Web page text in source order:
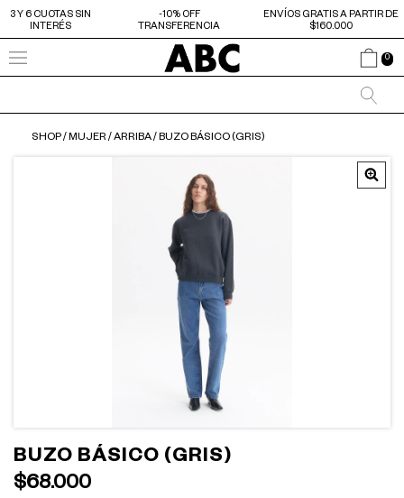
3 Y 6 CUOTAS SIN
INTERÉS
-10% OFF
TRANSFERENCIA
ENVÍOS GRATIS A PARTIR DE
$160.000
0
SHOP/ MUJER / ARRIBA/ BUZO BÁSICO (GRIS)
BUZO BÁSICO (GRIS)
$68.000